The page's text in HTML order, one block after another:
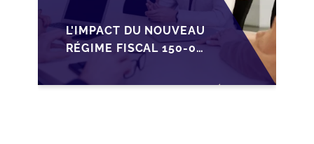
L'IMPACT DU NOUVEAU
RÉGIME FISCAL 150-0
B TER SUR LA
TRANSMISSION DES